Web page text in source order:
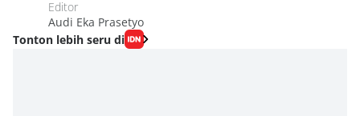
Editor
Audi Eka Prasetyo
Tonton lebih seru di